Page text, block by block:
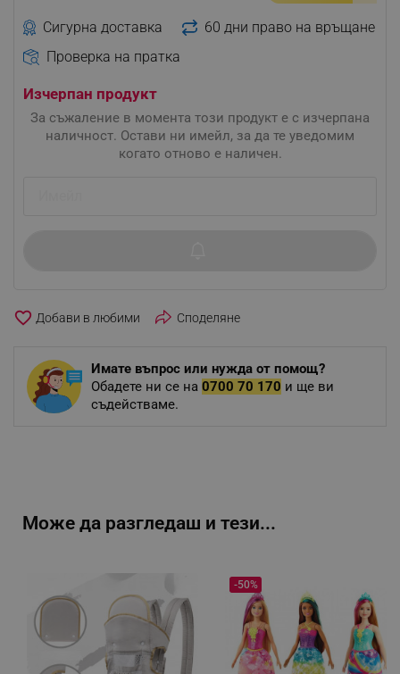
Сигурна доставка
60 дни право на връщане
Проверка на пратка
Изчерпан продукт
За съжаление в момента този продукт е с изчерпана
наличност. Остави ни имейл, за да те уведомим
когато отново е наличен.
favorite_border Споделяне
Имате въпрос или нужда от помощ?
Обадете ни се на 0700 70 170 и ще ви
съдействаме.
Може да разгледаш и тези...
-50%